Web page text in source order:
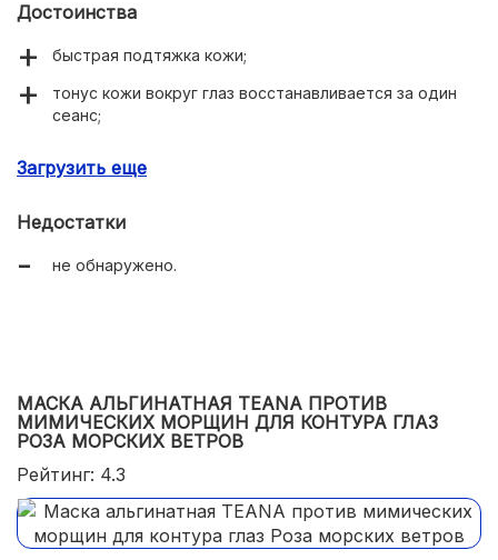
Достоинства
быстрая подтяжка кожи;
тонус кожи вокруг глаз восстанавливается за один
сеанс;
хорошо применять «на выход»;
подходит для чувствительной кожи.
Загрузить еще
Недостатки
не обнаружено.
МАСКА АЛЬГИНАТНАЯ TEANA ПРОТИВ
МИМИЧЕСКИХ МОРЩИН ДЛЯ КОНТУРА ГЛАЗ
РОЗА МОРСКИХ ВЕТРОВ
Рейтинг: 4.3